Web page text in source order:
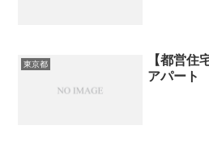
東京都
【都営住
アパート